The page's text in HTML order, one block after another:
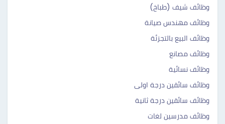
وظائف شيف (طباخ)
وظائف مهندس صيانة
وظائف البيع بالتجزئة
وظائف مصانع
وظائف نسائية
وظائف سائقين درجة اولى
وظائف سائقين درجة ثانية
وظائف مدرسين لغات